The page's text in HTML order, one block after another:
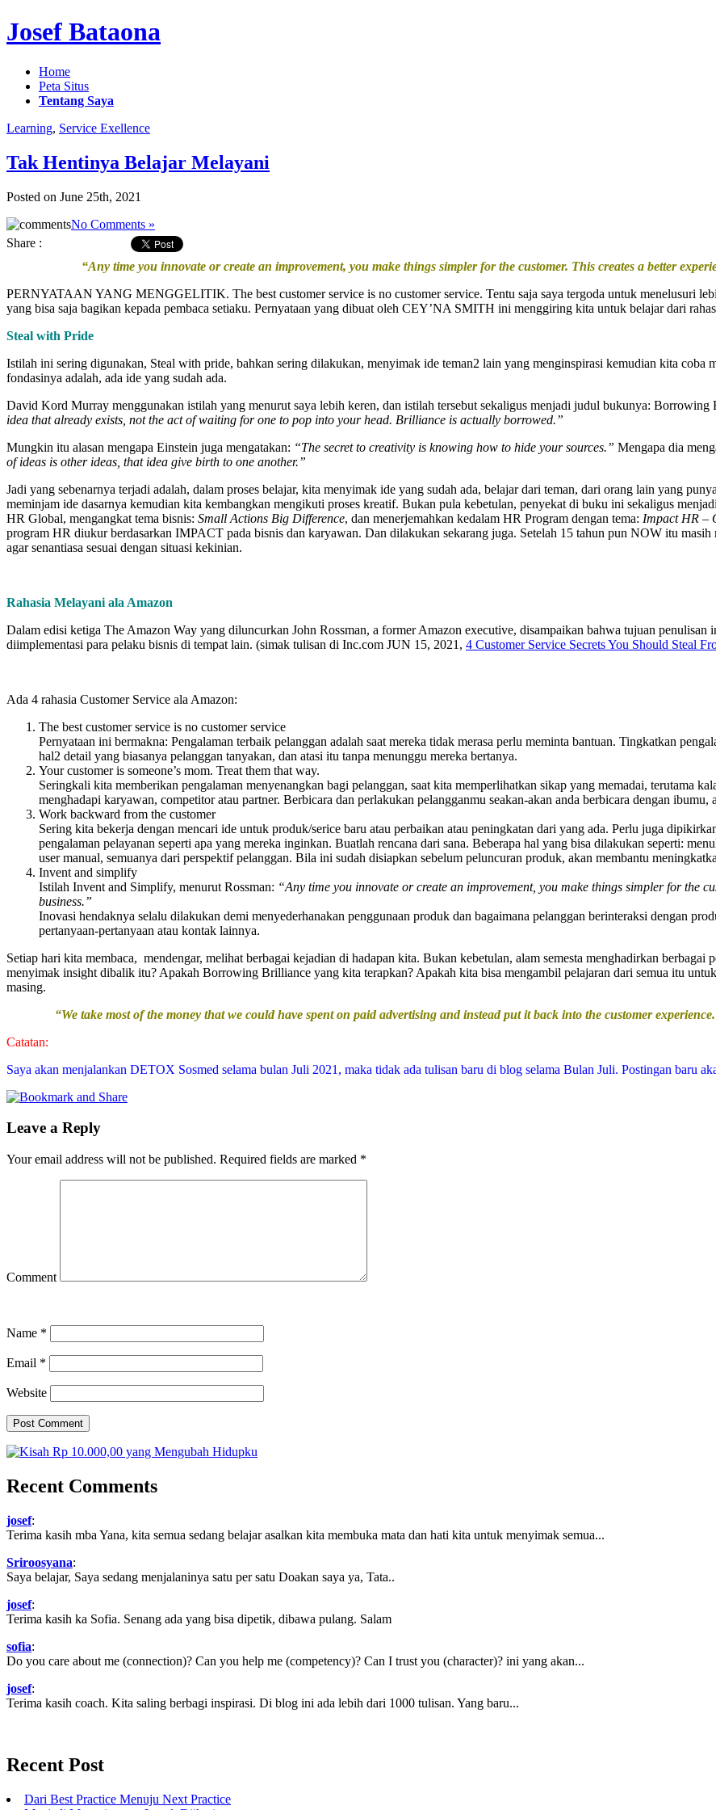
Josef Bataona
Home
Peta Situs
Tentang Saya
Learning, Service Exellence
Tak Hentinya Belajar Melayani
Posted on June 25th, 2021
No Comments »
Share :
“Any time you innovate or create an improvement, you make things simpler for the customer. This creates a better
PERNYATAAN YANG MENGGELITIK. The best customer service is no customer service. Tentu saja saya tergoda untuk menelusuri
yang bisa saja bagikan kepada pembaca setiaku. Pernyataan yang dibuat oleh CEY’NA SMITH ini menggiring kita untuk belajar dari
Steal with Pride
Istilah ini sering digunakan, Steal with pride, bahkan sering dilakukan, menyimak ide teman2 lain yang menginspirasi kemudian kita coba
fondasinya adalah, ada ide yang sudah ada.
David Kord Murray menggunakan istilah yang menurut saya lebih keren, dan istilah tersebut sekaligus menjadi judul bukunya: Borrowing
idea that already exists, not the act of waiting for one to pop into your head. Brilliance is actually borrowed.”
Mungkin itu alasan mengapa Einstein juga mengatakan: “The secret to creativity is knowing how to hide your sources.” Mengapa dia
of ideas is other ideas, that idea give birth to one another.”
Jadi yang sebenarnya terjadi adalah, dalam proses belajar, kita menyimak ide yang sudah ada, belajar dari teman, dari orang lain yang
meminjam ide dasarnya kemudian kita kembangkan mengikuti proses kreatif. Bukan pula kebetulan, penyekat di buku ini sekaligus
HR Global, mengangkat tema bisnis: Small Actions Big Difference, dan menerjemahkan kedalam HR Program dengan tema: Impact HR –
program HR diukur berdasarkan IMPACT pada bisnis dan karyawan. Dan dilakukan sekarang juga. Setelah 15 tahun pun NOW itu
agar senantiasa sesuai dengan situasi kekinian.
Rahasia Melayani ala Amazon
Dalam edisi ketiga The Amazon Way yang diluncurkan John Rossman, a former Amazon executive, disampaikan bahwa tujuan
diimplementasi para pelaku bisnis di tempat lain. (simak tulisan di Inc.com JUN 15, 2021, 4 Customer Service Secrets You Should Steal
Ada 4 rahasia Customer Service ala Amazon:
The best customer service is no customer service
Pernyataan ini bermakna: Pengalaman terbaik pelanggan adalah saat mereka tidak merasa perlu meminta bantuan. Tingkatkan
hal2 detail yang biasanya pelanggan tanyakan, dan atasi itu tanpa menunggu mereka bertanya.
Your customer is someone’s mom. Treat them that way.
Seringkali kita memberikan pengalaman menyenangkan bagi pelanggan, saat kita memperlihatkan sikap yang memadai, terutama
menghadapi karyawan, competitor atau partner. Berbicara dan perlakukan pelangganmu seakan-akan anda berbicara dengan
Work backward from the customer
Sering kita bekerja dengan mencari ide untuk produk/serice baru atau perbaikan atau peningkatan dari yang ada. Perlu juga
pengalaman pelayanan seperti apa yang mereka inginkan. Buatlah rencana dari sana. Beberapa hal yang bisa dilakukan seperti:
user manual, semuanya dari perspektif pelanggan. Bila ini sudah disiapkan sebelum peluncuran produk, akan membantu
Invent and simplify
Istilah Invent and Simplify, menurut Rossman: “Any time you innovate or create an improvement, you make things simpler for the
business.”
Inovasi hendaknya selalu dilakukan demi menyederhanakan penggunaan produk dan bagaimana pelanggan berinteraksi dengan
pertanyaan-pertanyaan atau kontak lainnya.
Setiap hari kita membaca, mendengar, melihat berbagai kejadian di hadapan kita. Bukan kebetulan, alam semesta menghadirkan
menyimak insight dibalik itu? Apakah Borrowing Brilliance yang kita terapkan? Apakah kita bisa mengambil pelajaran dari semua itu
masing.
“We take most of the money that we could have spent on paid advertising and instead put it back into the customer
Catatan:
Saya akan menjalankan DETOX Sosmed selama bulan Juli 2021, maka tidak ada tulisan baru di blog selama Bulan Juli. Postingan baru
Leave a Reply
Your email address will not be published. Required fields are marked *
Comment
Name *
Email *
Website
Recent Comments
josef:
Terima kasih mba Yana, kita semua sedang belajar asalkan kita membuka mata dan hati kita untuk menyimak semua...
Sriroosyana:
Saya belajar, Saya sedang menjalaninya satu per satu Doakan saya ya, Tata..
josef:
Terima kasih ka Sofia. Senang ada yang bisa dipetik, dibawa pulang. Salam
sofia:
Do you care about me (connection)? Can you help me (competency)? Can I trust you (character)? ini yang akan...
josef:
Terima kasih coach. Kita saling berbagi inspirasi. Di blog ini ada lebih dari 1000 tulisan. Yang baru...
Recent Post
Dari Best Practice Menuju Next Practice